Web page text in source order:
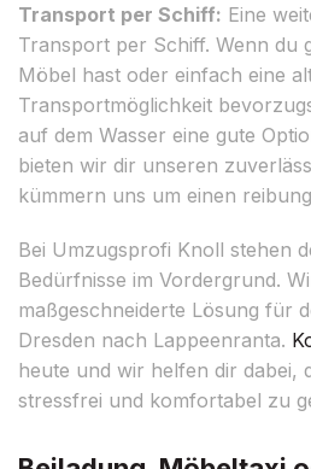
Transport per Schiff: Eine
Transport per Schiff. Wenn du
Möbel hast oder einfach eine
Transportmöglichkeit
auf dem Wasser eine gute
bieten wir dir unseren
kümmern uns um einen
Bei Umzugsprofi Knoll stehen
Bedürfnisse im Vordergrund.
maßgeschneiderte Lösung für
Dresden nach Lappeenranta.
heute und wir helfen dir dabei,
stressfrei und komfortabel zu